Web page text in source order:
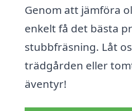
Genom att jämföra
enkelt få det bästa
stubbfräsning. Låt
trädgården eller
äventyr!